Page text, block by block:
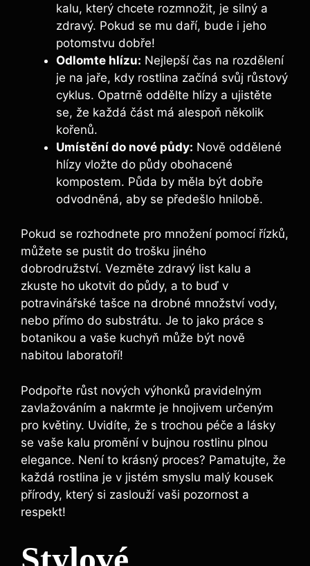
kalu, ⁤který chcete rozmnožit, je silný a
zdravý. Pokud se mu daří, bude i jeho
potomstvu‌ dobře!
Odlomte hlízu: Nejlepší čas na rozdělení
je na jaře, kdy rostlina začíná svůj růstový
cyklus. Opatrně oddělte hlízy a ujistěte
se, že každá část má alespoň několik
kořenů.
Umístění do nové půdy: Nově oddělené
hlízy vložte do půdy obohacené​
kompostem. ⁢Půda by měla být dobře
odvodněná, aby se předešlo hnilobě.
Pokud⁢ se rozhodnete pro množení pomocí ​řízků,
můžete se pustit do trošku jiného
dobrodružství. Vezměte zdravý list kalu‌ a
zkuste ho ukotvit do půdy, a to buď v
potravinářské tašce na drobné množství vody,
nebo přímo ‌do⁤ substrátu. Je to jako práce s
botanikou a vaše kuchyň může ⁣být nově
nabitou laboratoří!
Podpořte růst nových ⁤výhonků pravidelným
zavlažováním a nakrmte je hnojivem určeným⁤
pro květiny. Uvidíte, že s trochou péče a ⁣lásky
se vaše kalu promění v bujnou ‍rostlinu​ plnou
elegance. Není to krásný proces? Pamatujte, že
každá rostlina je v jistém smyslu malý⁣ kousek
přírody, který si zaslouží​ vaši pozornost a
respekt!